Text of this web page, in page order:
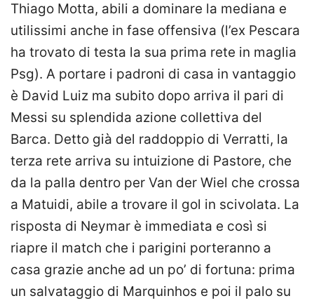
Thiago Motta, abili a dominare la mediana e
utilissimi anche in fase offensiva (l’ex Pescara
ha trovato di testa la sua prima rete in maglia
Psg). A portare i padroni di casa in vantaggio
è David Luiz ma subito dopo arriva il pari di
Messi su splendida azione collettiva del
Barca. Detto già del raddoppio di Verratti, la
terza rete arriva su intuizione di Pastore, che
da la palla dentro per Van der Wiel che crossa
a Matuidi, abile a trovare il gol in scivolata. La
risposta di Neymar è immediata e così si
riapre il match che i parigini porteranno a
casa grazie anche ad un po’ di fortuna: prima
un salvataggio di Marquinhos e poi il palo su